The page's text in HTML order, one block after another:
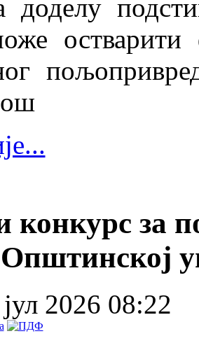
доделу
остварити
конкурс за
Општинској
2026 08:22